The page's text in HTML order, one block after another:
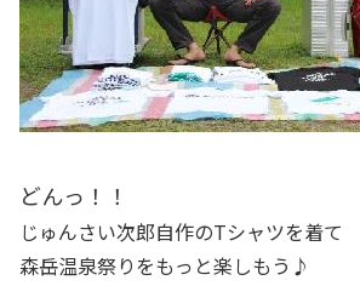
どんっ！！
じゅんさい次郎自作のTシャツを着て
森岳温泉祭りをもっと楽しもう♪